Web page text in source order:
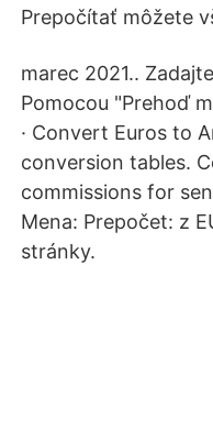
Prepočítať môžete
marec 2021..
Pomocou "Prehoď
· Convert Euros to
conversion tables.
commissions for
Mena: Prepočet: z
stránky.